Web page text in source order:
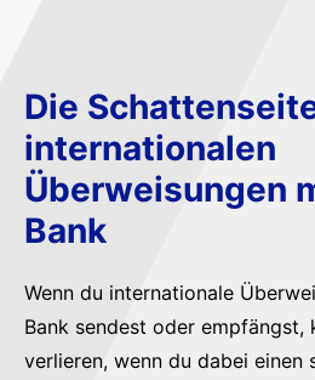
Die
internationalen
Überweisungen
Bank
Wenn du internationale
Bank sendest oder empfängst,
verlieren, wenn du dabei einen